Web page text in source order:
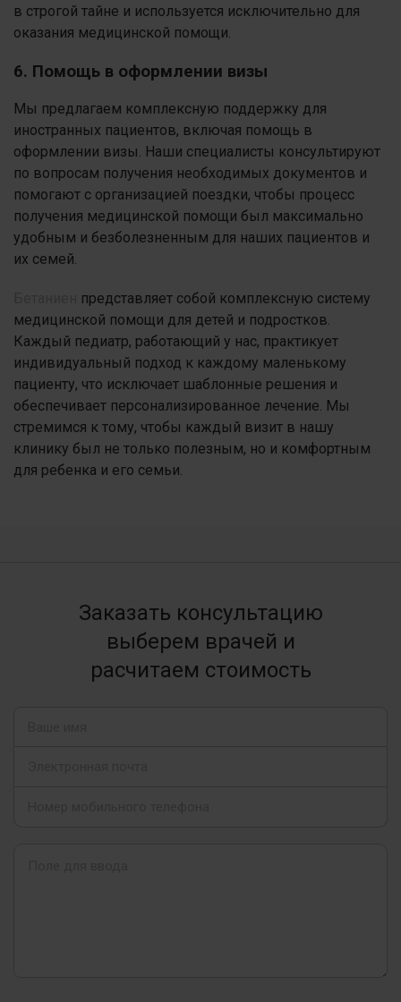
в строгой тайне и используется исключительно для
оказания медицинской помощи.
6. Помощь в оформлении визы
Мы предлагаем комплексную поддержку для
иностранных пациентов, включая помощь в
оформлении визы. Наши специалисты консультируют
по вопросам получения необходимых документов и
помогают с организацией поездки, чтобы процесс
получения медицинской помощи был максимально
удобным и безболезненным для наших пациентов и
их семей.
представляет собой комплексную систему
медицинской помощи для детей и подростков.
Каждый педиатр, работающий у нас, практикует
индивидуальный подход к каждому маленькому
пациенту, что исключает шаблонные решения и
обеспечивает персонализированное лечение. Мы
стремимся к тому, чтобы каждый визит в нашу
клинику был не только полезным, но и комфортным
для ребенка и его семьи.
Заказать консультацию
выберем врачей и
расчитаем стоимость